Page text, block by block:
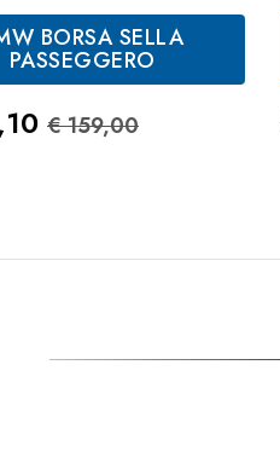
BORSA SELLA
PASSEGGERO
Prezzo Standard
€ 159,00